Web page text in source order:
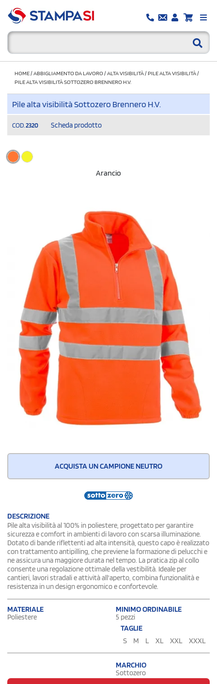
HOME/ABBIGLIAMENTO DA LAVORO/ALTA VISIBILITÀ/PILE ALTA VISIBILITÀ/
PILE ALTA VISIBILITÀ SOTTOZERO BRENNERO H.V.
Pile alta visibilità Sottozero Brennero H.V.
COD. 2320 Scheda prodotto
Arancio
ACQUISTA UN CAMPIONE NEUTRO
DESCRIZIONE
Pile alta visibilità al 100% in poliestere, progettato per garantire
sicurezza e comfort in ambienti di lavoro con scarsa illuminazione.
Dotato di bande riflettenti ad alta intensità, questo capo è realizzato
con trattamento antipilling, che previene la formazione di pelucchi e
ne assicura una maggiore durata nel tempo. La pratica zip al collo
consente una regolazione ottimale della vestibilità. Ideale per
cantieri, lavori stradali e attività all'aperto, combina funzionalità e
resistenza in un design ergonomico e confortevole.
MATERIALE
Poliestere
MINIMO ORDINABILE
5 pezzi
TAGLIE
S
M L XL XXL XXXL
MARCHIO
Sottozero